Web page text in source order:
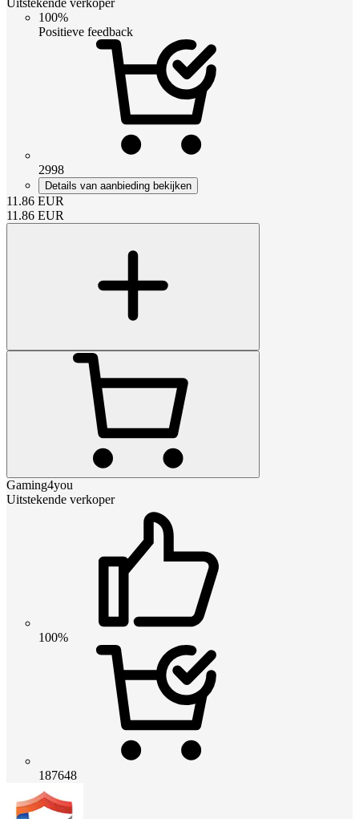
100%
Positieve feedback
2998
Details van aanbieding bekijken
11.86 EUR
11.86 EUR
Gaming4you
Uitstekende verkoper
100%
187648